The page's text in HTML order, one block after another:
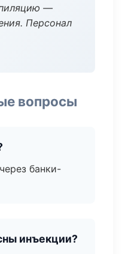
—
Персонал
вопросы
банки-
инъекции?